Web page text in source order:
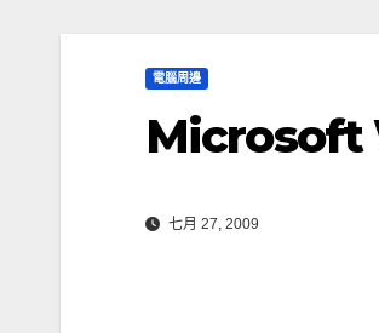
電腦周邊
Microsoft
七月 27, 2009